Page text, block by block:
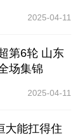
2025-04-11
第6轮 山东
场集锦
2025-04-11
大能扛得住